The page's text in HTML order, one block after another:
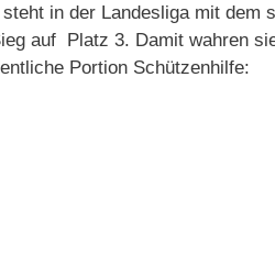
in der Landesliga mit dem
auf Platz 3. Damit wahren
Portion Schützenhilfe: